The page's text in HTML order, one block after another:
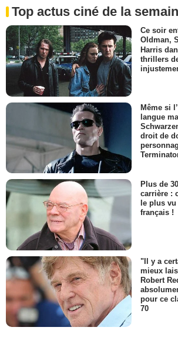
Top actus ciné de la
Ce soir
Oldman,
Harris
thrillers
Même si
langue
droit de
Plus de
carrière :
le plus
français !
"Il y a
mieux
Robert
pour ce
70